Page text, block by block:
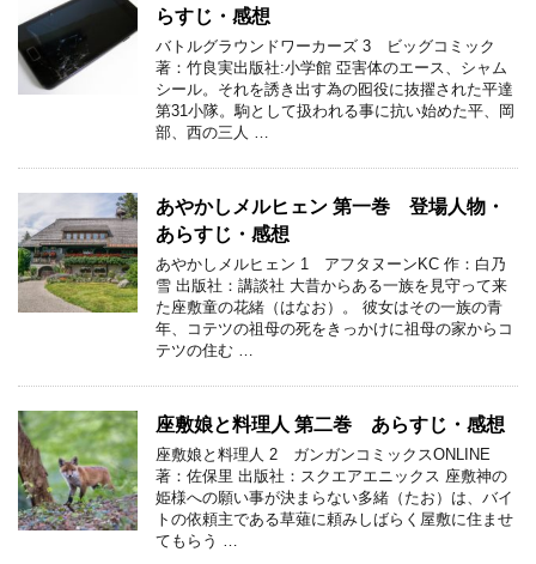
らすじ・感想
バトルグラウンドワーカーズ 3 ビッグコミック
著：竹良実出版社:小学館 亞害体のエース、シャム
シール。それを誘き出す為の囮役に抜擢された平達
第31小隊。駒として扱われる事に抗い始めた平、岡
部、西の三人 …
あやかしメルヒェン 第一巻 登場人物・
あらすじ・感想
あやかしメルヒェン 1 アフタヌーンKC 作：白乃
雪 出版社：講談社 大昔からある一族を見守って来
た座敷童の花緒（はなお）。 彼女はその一族の青
年、コテツの祖母の死をきっかけに祖母の家からコ
テツの住む …
座敷娘と料理人 第二巻 あらすじ・感想
座敷娘と料理人 2 ガンガンコミックスONLINE
著：佐保里 出版社：スクエアエニックス 座敷神の
姫様への願い事が決まらない多緒（たお）は、バイ
トの依頼主である草薙に頼みしばらく屋敷に住ませ
てもらう …